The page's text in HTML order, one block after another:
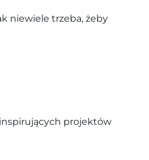
niewiele trzeba, żeby
projektów